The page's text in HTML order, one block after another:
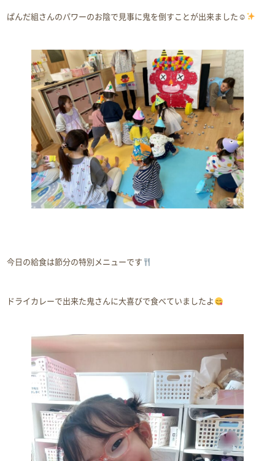
ぱんだ組さんのパワーのお陰で見事に鬼を倒すことが出来ました☺
今日の給食は節分の特別メニューです
ドライカレーで出来た鬼さんに大喜びで食べていましたよ